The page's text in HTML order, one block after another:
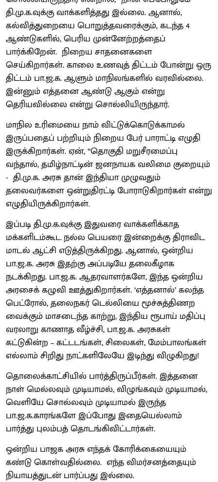
தி.மு.க.வுக்கு வாக்களித்தது இல்லை. ஆனால்,
கல்வித்துறையை பொறுத்தவரைக்கும், கடந்த 4
ஆண்டுகளில், பெரிய முன்னேற்றத்தைப்
பார்க்கிறேன். நிறைய சாதனைகளை
செய்கிறார்கள். காலை உணவுத் திட்டம் போன்று ஒரு
திட்டம் பா.ஜ.க. ஆளும் மாநிலங்களில் வரவில்லை.
இன்னும் எத்தனை ஆண்டு ஆகும் என்று
தெரியவில்லை என்று சொல்லியிருந்தார்.
மாநில உரிமையை நாம் விட்டுக்கொடுக்காமல்
இருப்பதைப் பற்றியும் நிறைய பேர் பாராட்டி எழுதி
இருக்கிறார்கள். ஏன், “தொகுதி மறுசீரமைப்பு
வந்தால், தமிழ்நாட்டின் ஜனநாயக வலிமை குறையும்
- தி.மு.க. அரசு தான் இந்தியா முழுவதும்
தலைவர்களை ஒன்றுதிரட்டி போராடுகிறார்கள் என்று
எழுதியிருக்கிறார்கள்.
இப்படி தி.மு.க.வுக்கு இதுவரை வாக்களிக்காத
மக்களிடம்கூட நல்ல பெயரை இன்றைக்கு திராவிட
மாடல் ஆட்சி எடுத்திருக்கிறது. ஆனால், ஒன்றிய
பா.ஜ.க. அரசு இதற்கு அப்படியே தலைகீழாக
நடக்கிறது. பா.ஜ.க. ஆதரவாளர்களே, இந்த ஒன்றிய
அரசைக் கழுவி ஊத்துகிறார்கள். ‘எத்தனால்’ கலந்த
பெட்ரோல், தலைநகர் டெல்லியை மூச்சுத்திணற
வைக்கும் மாசடைந்த காற்று, இந்திய ரூபாய் மதிப்பு
வரலாறு காணாத வீழ்ச்சி, பா.ஜ.க. அரசுகள்
கட்டுகின்ற – கட்டடங்கள், சிலைகள், மேம்பாலங்கள்
எல்லாம் சிறிது நாட்களிலேயே இடிந்து விழுகிறது!
தொலைக்காட்சியில் பார்த்திருப்பீர்கள். இத்தனை
நாள் மெல்லவும் முடியாமல், விழுங்கவும் முடியாமல்,
வெளியே சொல்லவும் முடியாமல் இருந்த
பா.ஜ.க.காரங்களே இப்போது இதையெல்லாம்
பார்த்து புலம்பத் தொடங்கிவிட்டார்கள்.
ஒன்றிய பாஜக அரசு எந்தக் கோரிக்கையையும்
கண்டு கொள்வதில்லை. எந்த விமர்சனத்தையும்
நியாயத்துடன் பார்ப்பது இல்லை.